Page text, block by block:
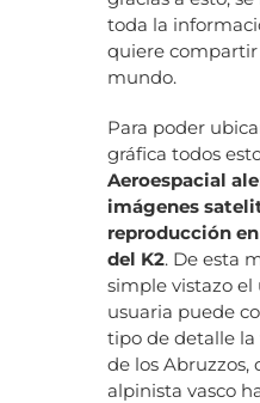
toda la
quiere compartir
mundo.
Para poder
gráfica todos
Aeroespacial
imágenes
reproducción
del K2. De esta
simple vistazo el
usuaria puede
tipo de detalle la
de los Abruzzos,
alpinista vasco